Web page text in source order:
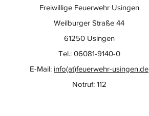
Freiwillige Feuerwehr Usingen
Weilburger Straße 44
61250 Usingen
Tel.: 06081-9140-0
E-Mail: info(at)feuerwehr-usingen.de
Notruf: 112